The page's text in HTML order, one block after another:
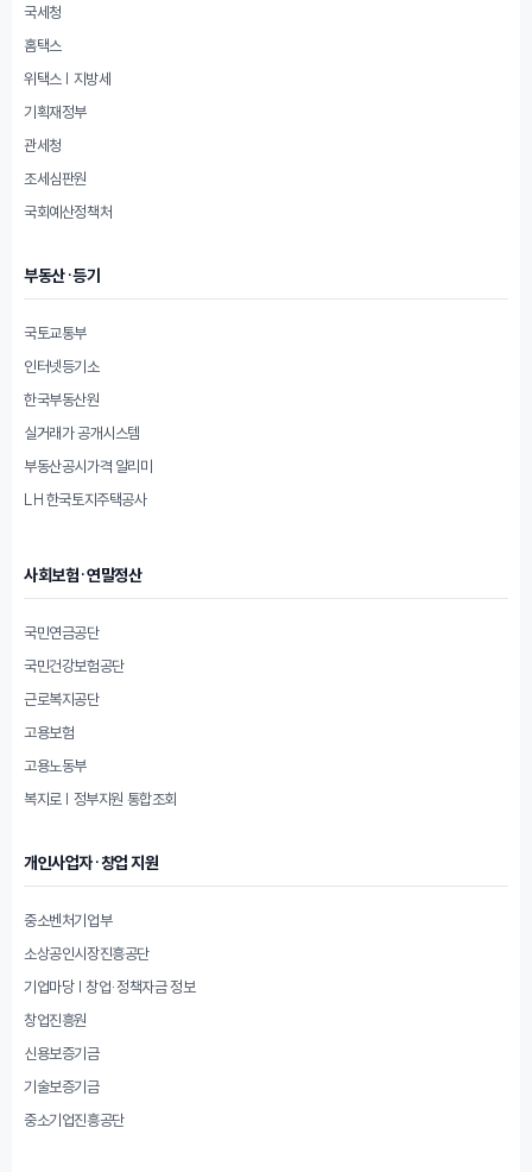
국세청
홈택스
위택스 | 지방세
기획재정부
관세청
조세심판원
국회예산정책처
부동산·등기
국토교통부
인터넷등기소
한국부동산원
실거래가 공개시스템
부동산공시가격 알리미
LH 한국토지주택공사
사회보험·연말정산
국민연금공단
국민건강보험공단
근로복지공단
고용보험
고용노동부
복지로 | 정부지원 통합조회
개인사업자·창업 지원
중소벤처기업부
소상공인시장진흥공단
기업마당 | 창업·정책자금 정보
창업진흥원
신용보증기금
기술보증기금
중소기업진흥공단